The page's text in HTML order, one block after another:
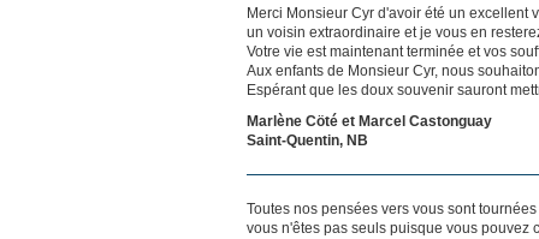
Merci Monsieur Cyr d'avoir été un excellent
un voisin extraordinaire et je vous en
Votre vie est maintenant terminée et vos
Aux enfants de Monsieur Cyr, nous
Espérant que les doux souvenir sauront
Marlène Cöté et Marcel Castonguay
Saint-Quentin, NB
Toutes nos pensées vers vous sont
vous n'êtes pas seuls puisque vous pouvez